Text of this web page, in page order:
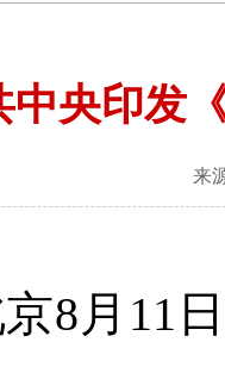
中央印发
来
8月11